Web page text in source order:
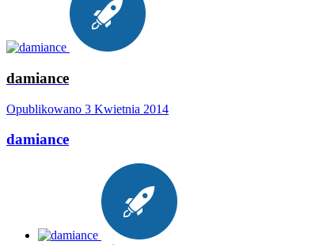
damiance
Opublikowano 3 Kwietnia 2014
damiance